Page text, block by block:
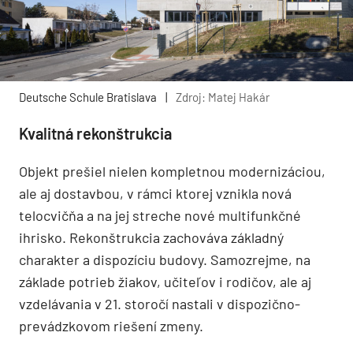
Deutsche Schule Bratislava Zdroj: Matej Hakár
Kvalitná rekonštrukcia
Objekt prešiel nielen kompletnou modernizáciou,
ale aj dostavbou, v rámci ktorej vznikla nová
telocvičňa a na jej streche nové multifunkčné
ihrisko. Rekonštrukcia zachováva základný
charakter a dispozíciu budovy. Samozrejme, na
základe potrieb žiakov, učiteľov i rodičov, ale aj
vzdelávania v 21. storočí nastali v dispozično-
prevádzkovom riešení zmeny.